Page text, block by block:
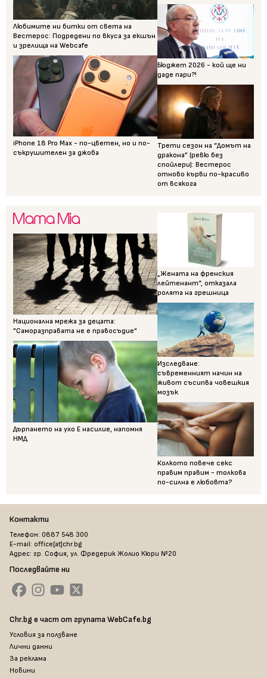
Любимите ни битки от света на
Вестерос: Подредени по вкуса за екшън
и зрелища на Webcafe
iPhone 18 Pro Max - по-цветен, но и по-
съкрушителен за джоба
Бюджет 2026 - кой ще ни
даде пари?!
Трети сезон на “Домът на
дракона” (ревю без
спойлери): Вестерос
отново кърви по-красиво
от всякога
Национална мрежа за децата:
"Саморазправата не е правосъдие"
Дърпането на ухо Е насилие, напомня
НМД
„Жената на френския
лейтенант“, отказала
ролята на грешница
Изследване:
съвременният начин на
живот съсипва човешкия
мозък
Колкото повече секс
правим правим - толкова
по-силна е любовта?
Контакти
Телефон: 0887 548 300
E-mail: office[at]chr.bg
Адрес: гр. София, ул. Фредерик Жолио Кюри №20
Последвайте ни
Chr.bg е част от групата WebCafe.bg
Условия за ползване
Лични данни
За реклама
Новини